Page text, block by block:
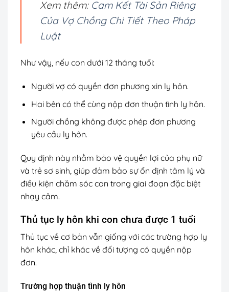
Xem thêm: Cam Kết Tài Sản Riêng
Của Vợ Chồng Chi Tiết Theo Pháp
Luật
Như vậy, nếu con dưới 12 tháng tuổi:
Người vợ có quyền đơn phương xin ly hôn.
Hai bên có thể cùng nộp đơn thuận tình ly hôn.
Người chồng không được phép đơn phương
yêu cầu ly hôn.
Quy định này nhằm bảo vệ quyền lợi của phụ nữ
và trẻ sơ sinh, giúp đảm bảo sự ổn định tâm lý và
điều kiện chăm sóc con trong giai đoạn đặc biệt
nhạy cảm.
Thủ tục ly hôn khi con chưa được 1 tuổi
Thủ tục về cơ bản vẫn giống với các trường hợp ly
hôn khác, chỉ khác về đối tượng có quyền nộp
đơn.
Trường hợp thuận tình ly hôn